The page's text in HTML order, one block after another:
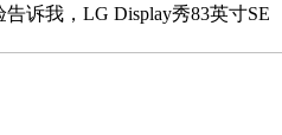
诉我，LG Display秀83英寸SE